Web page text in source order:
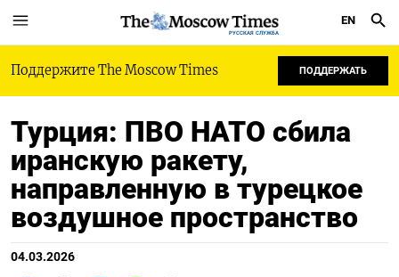
РУССКАЯ СЛУЖБА
EN
Поддержите The Moscow Times ПОДДЕРЖАТЬ
Турция: ПВО НАТО сбила
иранскую ракету,
направленную в турецкое
воздушное пространство
04.03.2026